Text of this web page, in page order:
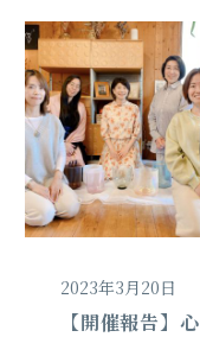
2023年3月20日
【開催報告】心